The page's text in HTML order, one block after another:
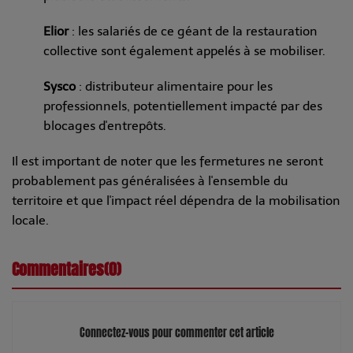
Elior : les salariés de ce géant de la restauration
collective sont également appelés à se mobiliser.
Sysco : distributeur alimentaire pour les
professionnels, potentiellement impacté par des
blocages d'entrepôts.
Il est important de noter que les fermetures ne seront
probablement pas généralisées à l'ensemble du
territoire et que l'impact réel dépendra de la mobilisation
locale.
Commentaires(0)
Connectez-vous pour commenter cet article